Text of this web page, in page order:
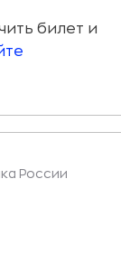
билет и
России